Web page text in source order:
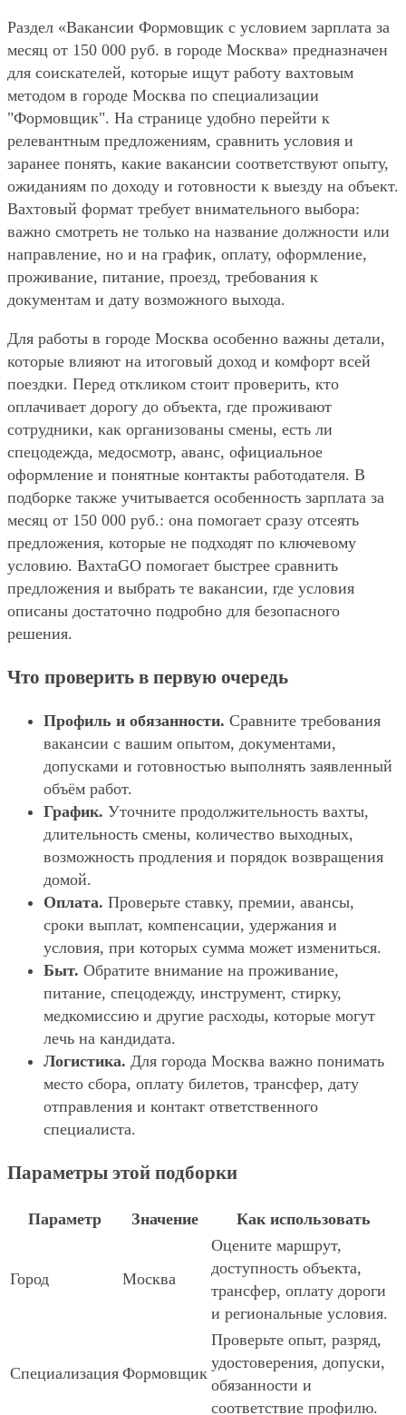
Раздел «Вакансии Формовщик с условием зарплата за
месяц от 150 000 руб. в городе Москва» предназначен
для соискателей, которые ищут работу вахтовым
методом в городе Москва по специализации
"Формовщик". На странице удобно перейти к
релевантным предложениям, сравнить условия и
заранее понять, какие вакансии соответствуют опыту,
ожиданиям по доходу и готовности к выезду на объект.
Вахтовый формат требует внимательного выбора:
важно смотреть не только на название должности или
направление, но и на график, оплату, оформление,
проживание, питание, проезд, требования к
документам и дату возможного выхода.
Для работы в городе Москва особенно важны детали,
которые влияют на итоговый доход и комфорт всей
поездки. Перед откликом стоит проверить, кто
оплачивает дорогу до объекта, где проживают
сотрудники, как организованы смены, есть ли
спецодежда, медосмотр, аванс, официальное
оформление и понятные контакты работодателя. В
подборке также учитывается особенность зарплата за
месяц от 150 000 руб.: она помогает сразу отсеять
предложения, которые не подходят по ключевому
условию. ВахтаGO помогает быстрее сравнить
предложения и выбрать те вакансии, где условия
описаны достаточно подробно для безопасного
решения.
Что проверить в первую очередь
Профиль и обязанности. Сравните требования
вакансии с вашим опытом, документами,
допусками и готовностью выполнять заявленный
объём работ.
График. Уточните продолжительность вахты,
длительность смены, количество выходных,
возможность продления и порядок возвращения
домой.
Оплата. Проверьте ставку, премии, авансы,
сроки выплат, компенсации, удержания и
условия, при которых сумма может измениться.
Быт. Обратите внимание на проживание,
питание, спецодежду, инструмент, стирку,
медкомиссию и другие расходы, которые могут
лечь на кандидата.
Логистика. Для города Москва важно понимать
место сбора, оплату билетов, трансфер, дату
отправления и контакт ответственного
специалиста.
Параметры этой подборки
Параметр Значение Как использовать
Город Москва
Оцените маршрут,
доступность объекта,
трансфер, оплату дороги
и региональные условия.
Специализация Формовщик
Проверьте опыт, разряд,
удостоверения, допуски,
обязанности и
соответствие профилю.